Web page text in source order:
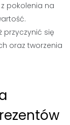
pokolenia na
przyczynić się
oraz tworzenia